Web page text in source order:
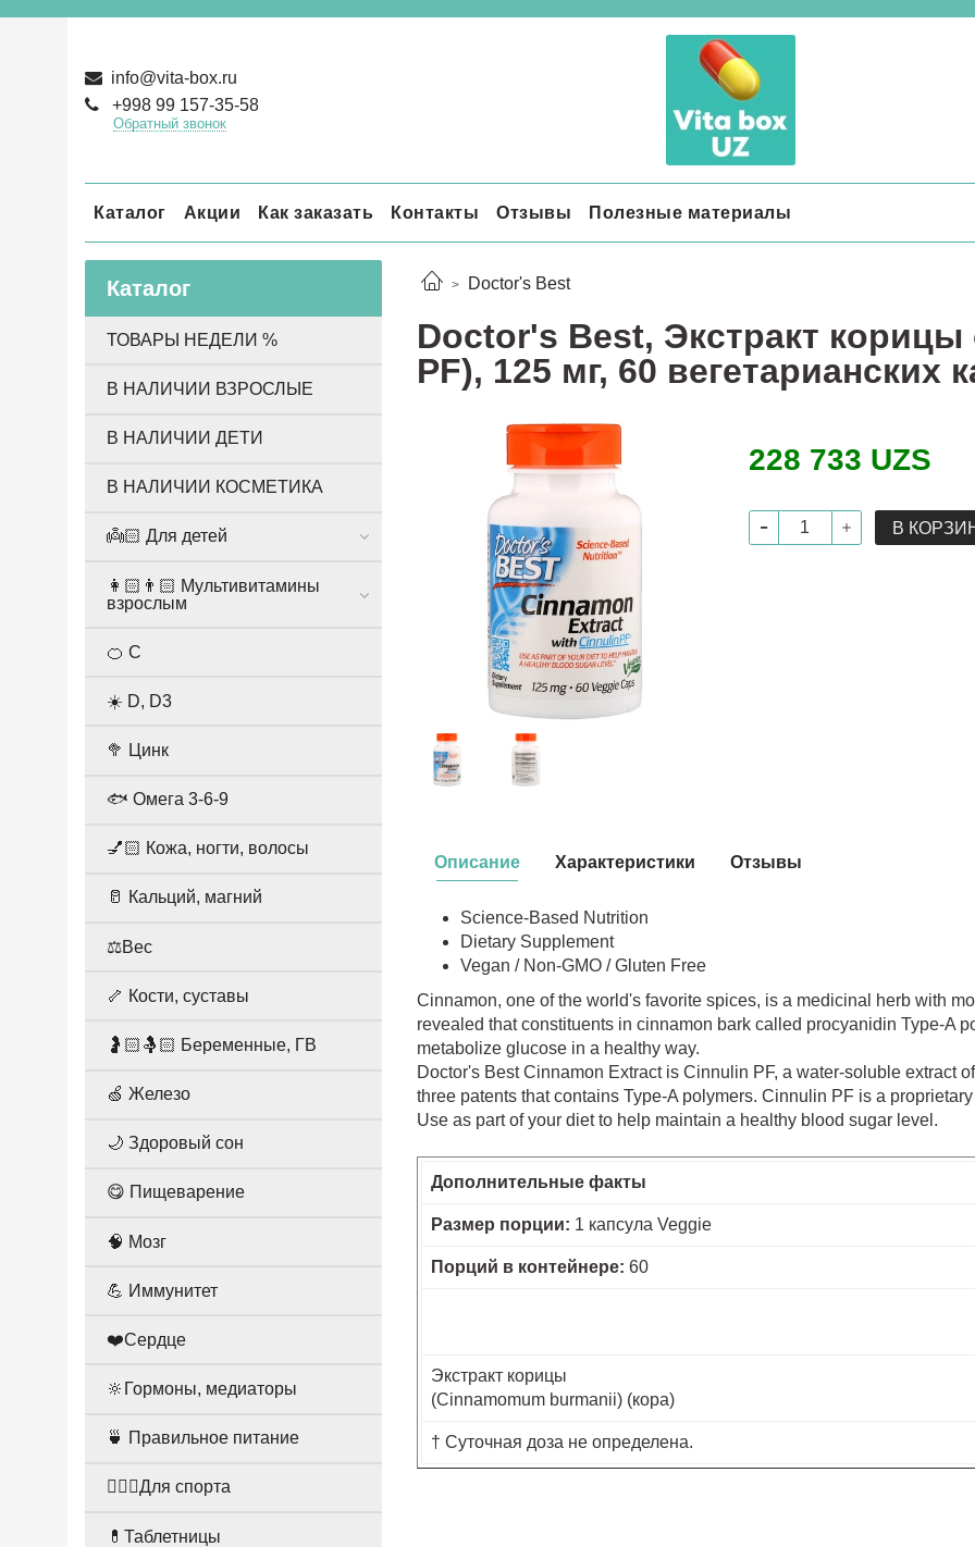
info@vita-box.ru
+998 99 157-35-58
Обратный звонок
Каталог Акции Как заказать Контакты Отзывы Полезные материалы
Doctor's Best
Doctor's Best, Экстракт
PF), 125 мг, 60 вегетарианских
228 733 UZS
В
Описание
Science-Based Nutrition
Dietary Supplement
Vegan / Non-GMO / Gluten Free
Cinnamon, one of the world's favorite spices, is a medicinal herb with
revealed that constituents in cinnamon bark called procyanidin Type-A
metabolize glucose in a healthy way.
Doctor's Best Cinnamon Extract is Cinnulin PF, a water-soluble extract
three patents that contains Type-A polymers. Cinnulin PF is a
Use as part of your diet to help maintain a healthy blood sugar level.
Дополнительные факты
Размер порции: 1 капсула Veggie
Порций в контейнере: 60
Экстракт корицы
(Cinnamomum burmanii) (кора)
† Суточная доза не определена.
Характеристики Отзывы
Каталог
ТОВАРЫ НЕДЕЛИ %
В НАЛИЧИИ ВЗРОСЛЫЕ
В НАЛИЧИИ ДЕТИ
В НАЛИЧИИ КОСМЕТИКА
👼🏻 Для детей
👩🏻👨🏻 Мультивитамины
взрослым
🍊 С
☀️ D, D3
🥦 Цинк
🐟 Омега 3-6-9
💅🏻 Кожа, ногти, волосы
🥛 Кальций, магний
⚖️Вес
🦴 Кости, суставы
🤰🏻🤱🏻 Беременные, ГВ
🍏 Железо
🌙 Здоровый сон
😋 Пищеварение
🧠 Мозг
💪 Иммунитет
❤️Сердце
🔆Гормоны, медиаторы
🍵 Правильное питание
🤸🏻‍♀️Для спорта
💊Таблетницы